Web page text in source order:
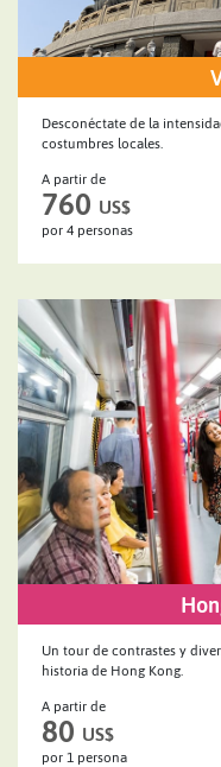
Desconéctate de la
costumbres locales.
A partir de
760 US$
por 4 personas
Un tour de contrastes y
historia de Hong Kong.
A partir de
80 US$
por 1 persona